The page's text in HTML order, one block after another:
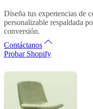
Diseña tus experiencias de
personalizable respaldada
conversión.
Contáctanos
Probar Shopify